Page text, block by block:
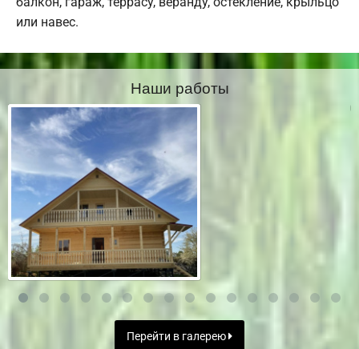
или навес.
Наши работы
Перейти в галерею